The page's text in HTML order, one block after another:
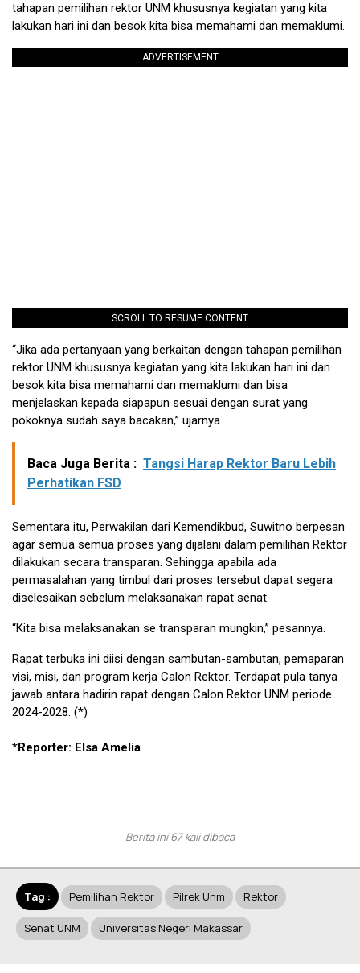
tahapan pemilihan rektor UNM khususnya kegiatan yang kita
lakukan hari ini dan besok kita bisa memahami dan memaklumi.
ADVERTISEMENT
SCROLL TO RESUME CONTENT
“Jika ada pertanyaan yang berkaitan dengan tahapan pemilihan
rektor UNM khususnya kegiatan yang kita lakukan hari ini dan
besok kita bisa memahami dan memaklumi dan bisa
menjelaskan kepada siapapun sesuai dengan surat yang
pokoknya sudah saya bacakan,” ujarnya.
Baca Juga Berita : Tangsi Harap Rektor Baru Lebih
Perhatikan FSD
Sementara itu, Perwakilan dari Kemendikbud, Suwitno berpesan
agar semua semua proses yang dijalani dalam pemilihan Rektor
dilakukan secara transparan. Sehingga apabila ada
permasalahan yang timbul dari proses tersebut dapat segera
diselesaikan sebelum melaksanakan rapat senat.
“Kita bisa melaksanakan se transparan mungkin,” pesannya.
Rapat terbuka ini diisi dengan sambutan-sambutan, pemaparan
visi, misi, dan program kerja Calon Rektor. Terdapat pula tanya
jawab antara hadirin rapat dengan Calon Rektor UNM periode
2024-2028. (*)
*Reporter: Elsa Amelia
Berita ini 67 kali dibaca
Tag : Pemilihan Rektor Pilrek Unm Rektor
Senat UNM Universitas Negeri Makassar